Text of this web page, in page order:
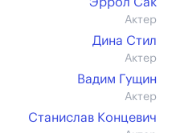
Актер
Дина Стил
Актер
Вадим Гущин
Актер
Станислав Концевич